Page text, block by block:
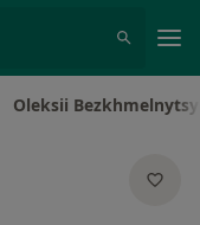
města
Oleksii